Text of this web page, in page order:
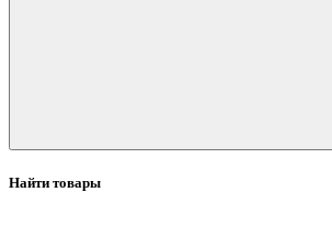
Найти товары